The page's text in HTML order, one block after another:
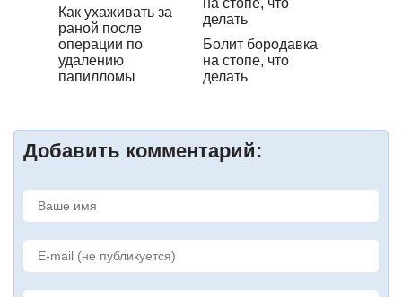
Как ухаживать за
раной после
операции по
удалению
папилломы
Болит бородавка
на стопе, что
делать
Добавить комментарий: